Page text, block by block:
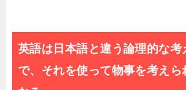
英語は日本語と違う論理的な考
で、それを使って物事を考えら